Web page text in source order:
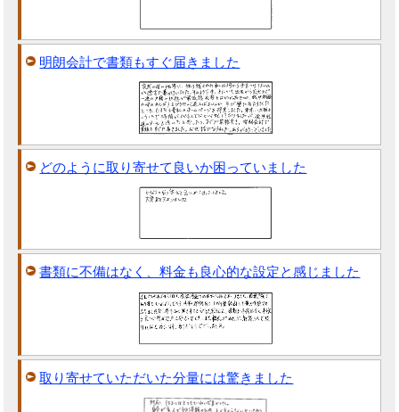
明朗会計で書類もすぐ届きました
どのように取り寄せて良いか困っていました
書類に不備はなく、料金も良心的な設定と感じました
取り寄せていただいた分量には驚きました